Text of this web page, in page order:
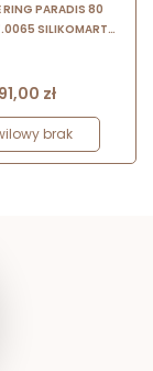
RING PARADIS 80
SILIKOMART
zł
brak